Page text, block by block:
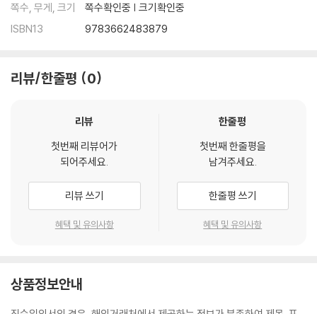
쪽수, 무게, 크기
쪽수확인중 | 크기확인중
ISBN13
9783662483879
리뷰/한줄평 0
리뷰
첫번째 리뷰어가
되어주세요.
리뷰 쓰기
혜택 및 유의사항
한줄평
첫번째 한줄평을
남겨주세요.
한줄평 쓰기
혜택 및 유의사항
상품정보안내